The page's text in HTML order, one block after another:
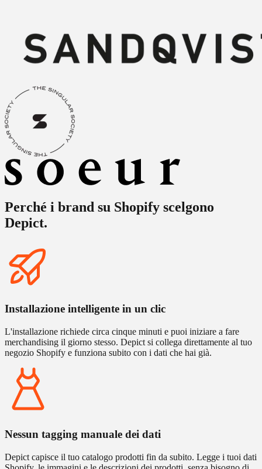
Perché i brand su Shopify scelgono
Depict.
Installazione intelligente in un clic
L'installazione richiede circa cinque minuti e puoi iniziare a fare
merchandising il giorno stesso. Depict si collega direttamente al tuo
negozio Shopify e funziona subito con i dati che hai già.
Nessun tagging manuale dei dati
Depict capisce il tuo catalogo prodotti fin da subito. Legge i tuoi dati